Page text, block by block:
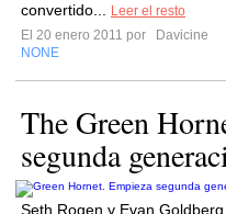
convertido...
Leer el resto
El 20 enero 2011 por
Davicine
NONE
The Green
segunda
Seth Rogen y Evan